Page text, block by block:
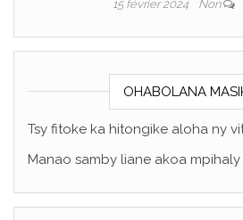
15 février 2024 Non
OHABOLANA
Tsy fitoke ka hitongike aloha ny
Manao samby liane akoa